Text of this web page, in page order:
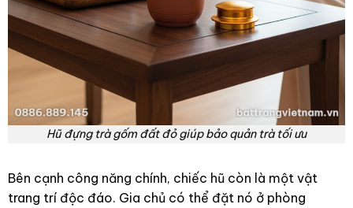
Hũ đựng trà gốm đất đỏ giúp bảo quản trà tối ưu
Bên cạnh công năng chính, chiếc hũ còn là một vật
trang trí độc đáo. Gia chủ có thể đặt nó ở phòng